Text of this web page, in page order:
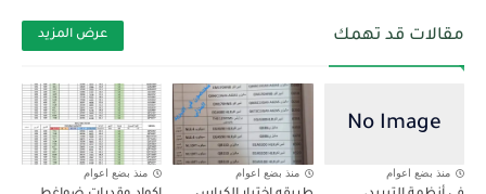
مقالات قد تهمك عرض المزيد
منذ بضع اعوام منذ بضع اعوام منذ بضع اعوام